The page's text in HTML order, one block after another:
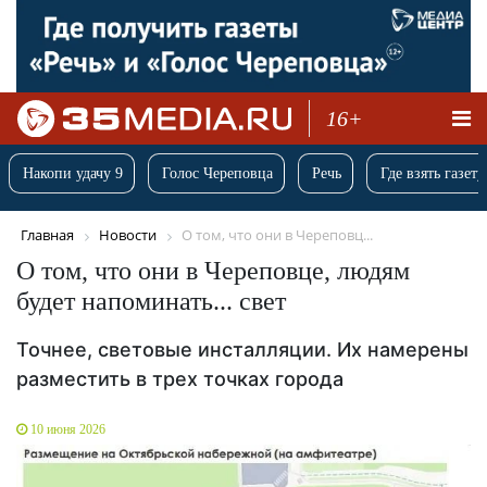
16+
Накопи удачу 9 Голос Череповца Речь Где взять
Главная Новости О том, что они в Череповц...
О том, что они в Череповце, людям
будет напоминать... свет
Точнее, световые инсталляции. Их намерены
разместить в трех точках города
10 июня 2026